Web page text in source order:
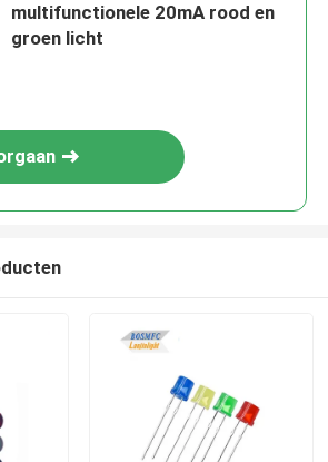
multifunctionele 20mA rood en
groen licht